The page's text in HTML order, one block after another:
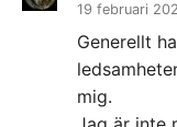
19 februari
Generellt
mig.